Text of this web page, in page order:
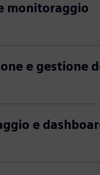
monitoraggio
e gestione
e